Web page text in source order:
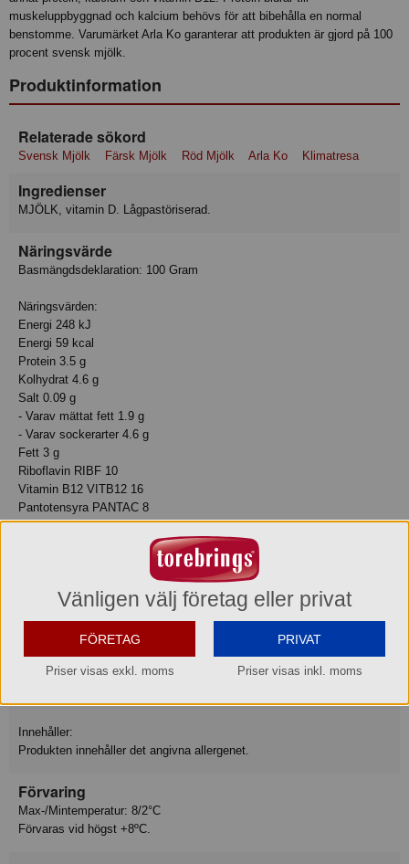
muskeluppbyggnad och kalcium behövs för att bibehålla en normal
benstomme. Varumärket Arla Ko garanterar att produkten är gjord på 100
procent svensk mjölk.
Produktinformation
Relaterade sökord
Svensk Mjölk Färsk Mjölk Röd Mjölk Arla Ko Klimatresa
Ingredienser
MJÖLK, vitamin D. Lågpastöriserad.
Näringsvärde
Basmängdsdeklaration: 100 Gram
Näringsvärden:
Energi 248 kJ
Energi 59 kcal
Protein 3.5 g
Kolhydrat 4.6 g
Salt 0.09 g
- Varav mättat fett 1.9 g
- Varav sockerarter 4.6 g
Fett 3 g
Riboflavin RIBF 10
Vitamin B12 VITB12 16
Pantotensyra PANTAC 8
Vitamin D VITD- 20
Molybden MO 8
Allergiinfo
Innehåller:
Produkten innehåller det angivna allergenet.
Förvaring
Max-/Mintemperatur: 8/2°C
Förvaras vid högst +8ºC.
Vänligen välj företag eller privat
FÖRETAG
Priser visas exkl. moms
PRIVAT
Priser visas inkl. moms